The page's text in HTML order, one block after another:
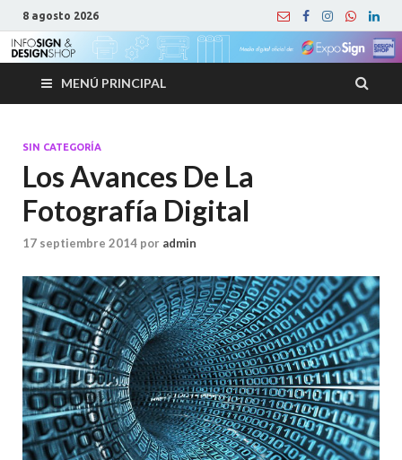
8 agosto 2026
MENÚ PRINCIPAL
SIN CATEGORÍA
Los Avances De La
Fotografía Digital
17 septiembre 2014 por admin